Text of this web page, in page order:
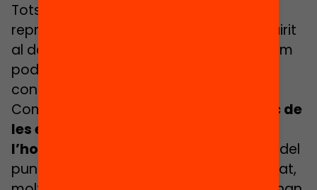
Tots ells coincidien en el fet que amb la
represa del curs i amb el bagatge adquirit
al darrer trimestre d’aquest, com a mínim
podem prevenir els principals aspectes
conflictius a cada centre.
Com hem vist,
l’entorn socioeconòmic de
les escoles i instituts ha sigut clau a
l’hora d’afrontar el confinament
. Des del
punt de vista tecnològic i la connectivitat,